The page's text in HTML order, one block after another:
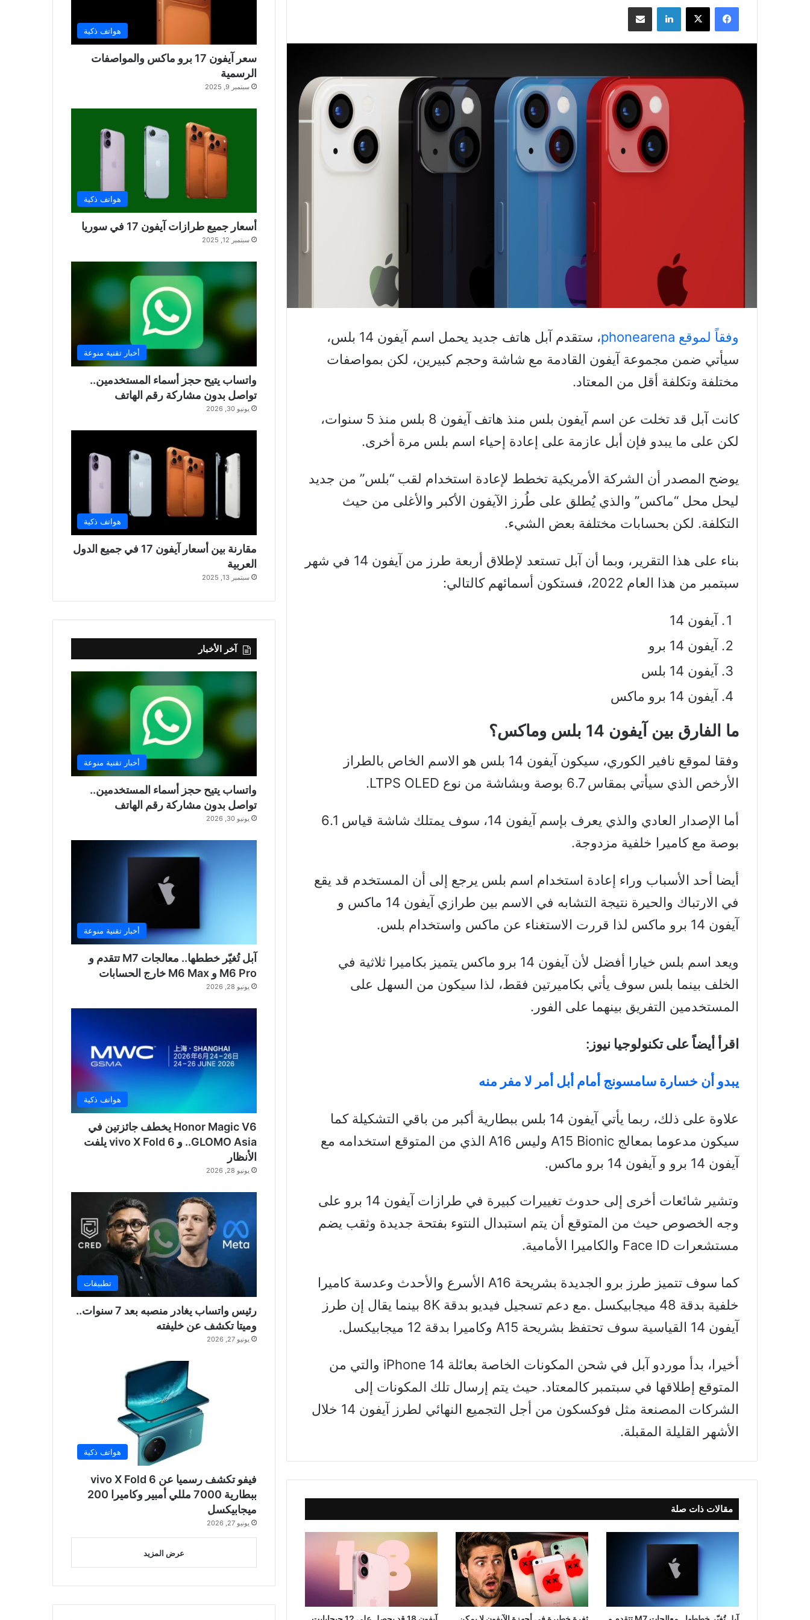
فيسبوك ‫X لينكدإن مشاركة بالبريد الإلكتروني
وفقاً لموقع phonearena
، ستقدم آبل هاتف جديد يحمل اسم آيفون 14 بلس،
سيأتي ضمن مجموعة آيفون القادمة مع شاشة وحجم كبيرين، لكن بمواصفات
مختلفة وتكلفة أقل من المعتاد.
كانت آبل قد تخلت عن اسم آيفون بلس منذ هاتف آيفون 8 بلس منذ 5 سنوات،
لكن على ما يبدو فإن أبل عازمة على إعادة إحياء اسم بلس مرة أخرى.
يوضح المصدر أن الشركة الأمريكية تخطط لإعادة استخدام لقب “بلس” من جديد
ليحل محل “ماكس” والذي يُطلق على طُرز الآيفون الأكبر والأغلى من حيث
التكلفة. لكن بحسابات مختلفة بعض الشيء.
بناء على هذا التقرير، وبما أن آبل تستعد لإطلاق أربعة طرز من آيفون 14 في شهر
سبتمبر من هذا العام 2022، فستكون أسمائهم كالتالي:
آيفون 14
آيفون 14 برو
آيفون 14 بلس
آيفون 14 برو ماكس
ما الفارق بين آيفون 14 بلس وماكس؟
وفقا لموقع نافير الكوري، سيكون آيفون 14 بلس هو الاسم الخاص بالطراز
الأرخص الذي سيأتي بمقاس 6.7 بوصة وبشاشة من نوع LTPS OLED.
أما الإصدار العادي والذي يعرف بإسم آيفون 14، سوف يمتلك شاشة قياس 6.1
بوصة مع كاميرا خلفية مزدوجة.
أيضا أحد الأسباب وراء إعادة استخدام اسم بلس يرجع إلى أن المستخدم قد يقع
في الارتباك والحيرة نتيجة التشابه في الاسم بين طرازي آيفون 14 ماكس و
آيفون 14 برو ماكس لذا قررت الاستغناء عن ماكس واستخدام بلس.
ويعد اسم بلس خيارا أفضل لأن آيفون 14 برو ماكس يتميز بكاميرا ثلاثية في
الخلف بينما بلس سوف يأتي بكاميرتين فقط، لذا سيكون من السهل على
المستخدمين التفريق بينهما على الفور.
اقرأ أيضاً على تكنولوجيا نيوز:
يبدو أن خسارة سامسونج أمام أبل أمر لا مفر منه
علاوة على ذلك، ربما يأتي آيفون 14 بلس ببطارية أكبر من باقي التشكيلة كما
سيكون مدعوما بمعالج A15 Bionic وليس A16 الذي من المتوقع استخدامه مع
آيفون 14 برو و آيفون 14 برو ماكس.
وتشير شائعات أخرى إلى حدوث تغييرات كبيرة في طرازات آيفون 14 برو على
وجه الخصوص حيث من المتوقع أن يتم استبدال النتوء بفتحة جديدة وثقب يضم
مستشعرات Face ID والكاميرا الأمامية.
كما سوف تتميز طرز برو الجديدة بشريحة A16 الأسرع والأحدث وعدسة كاميرا
خلفية بدقة 48 ميجابيكسل .مع دعم تسجيل فيديو بدقة 8K بينما يقال إن طرز
آيفون 14 القياسية سوف تحتفظ بشريحة A15 وكاميرا بدقة 12 ميجابيكسل.
أخيرا، بدأ موردو آبل في شحن المكونات الخاصة بعائلة iPhone 14 والتي من
المتوقع إطلاقها في سبتمبر كالمعتاد. حيث يتم إرسال تلك المكونات إلى
الشركات المصنعة مثل فوكسكون من أجل التجميع النهائي لطرز آيفون 14 خلال
الأشهر القليلة المقبلة.
مقالات ذات صلة
هواتف ذكية
سعر آيفون 17 برو ماكس والمواصفات
الرسمية
سبتمبر 9, 2025
هواتف ذكية
أسعار جميع طرازات آيفون 17 في سوريا
سبتمبر 12, 2025
أخبار تقنية منوعة
واتساب يتيح حجز أسماء المستخدمين..
تواصل بدون مشاركة رقم الهاتف
يونيو 30, 2026
هواتف ذكية
مقارنة بين أسعار آيفون 17 في جميع الدول
العربية
سبتمبر 13, 2025
آخر الأخبار
أخبار تقنية منوعة
واتساب يتيح حجز أسماء المستخدمين..
تواصل بدون مشاركة رقم الهاتف
يونيو 30, 2026
أخبار تقنية منوعة
آبل تُغيّر خططها.. معالجات M7 تتقدم و
M6 Pro و M6 Max خارج الحسابات
يونيو 28, 2026
هواتف ذكية
Honor Magic V6 يخطف جائزتين في
GLOMO Asia.. و vivo X Fold 6 يلفت
الأنظار
يونيو 28, 2026
تطبيقات
رئيس واتساب يغادر منصبه بعد 7 سنوات..
وميتا تكشف عن خليفته
يونيو 27, 2026
هواتف ذكية
فيفو تكشف رسميا عن vivo X Fold 6
ببطارية 7000 مللي أمبير وكاميرا 200
ميجابيكسل
يونيو 27, 2026
عرض المزيد